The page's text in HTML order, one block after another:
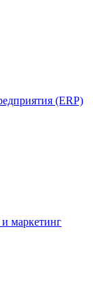
(ERP)
маркетинг